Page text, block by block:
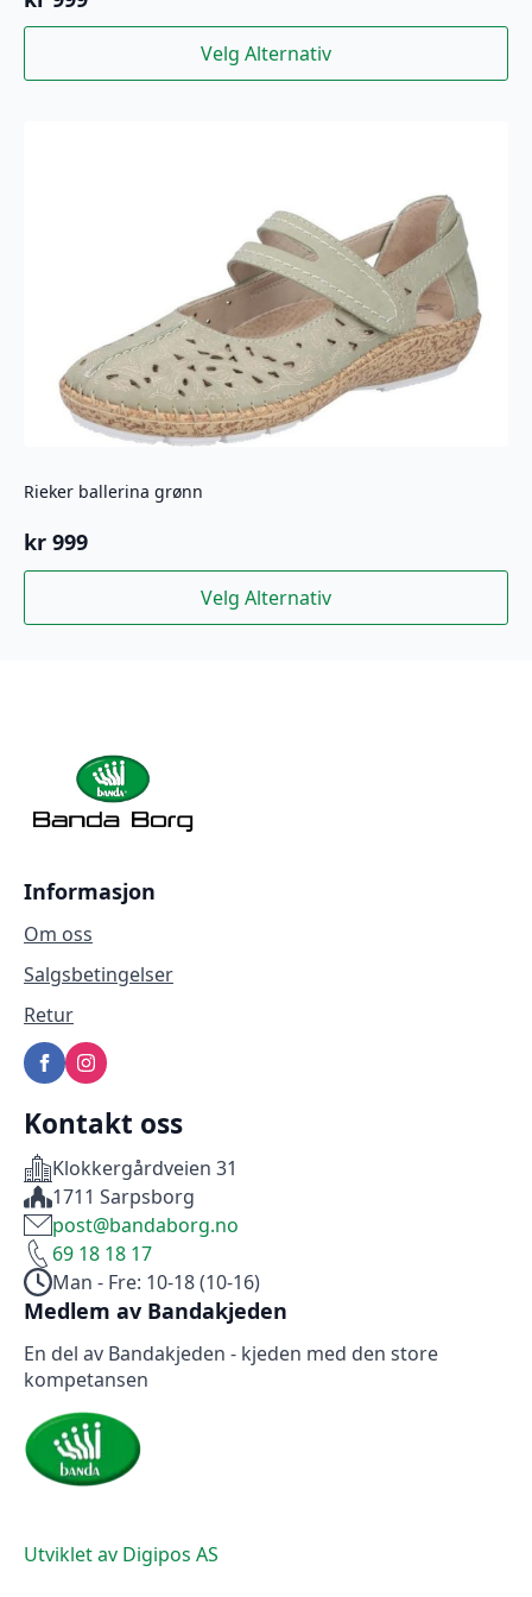
Velg Alternativ
Dette
Rieker ballerina grønn
kr 999
Velg Alternativ
Dette
velges
produktsiden
Informasjon
Om oss
Salgsbetingelser
Retur
Kontakt oss
Klokkergårdveien 31
1711 Sarpsborg
post@bandaborg.no
69 18 18 17
Man - Fre: 10-18 (10-16)
Medlem av Bandakjeden
En del av Bandakjeden - kjeden med den store
kompetansen
Utviklet av Digipos AS